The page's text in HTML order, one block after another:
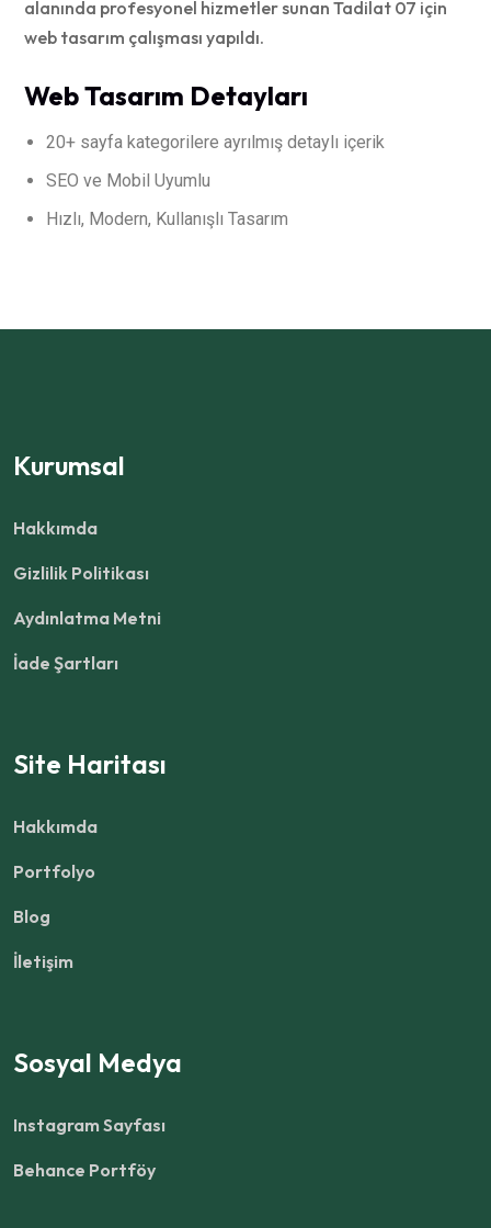
alanında profesyonel hizmetler sunan Tadilat 07 için
web tasarım çalışması yapıldı.
Web Tasarım Detayları
20+ sayfa kategorilere ayrılmış detaylı içerik
SEO ve Mobil Uyumlu
Hızlı, Modern, Kullanışlı Tasarım
Kurumsal
Hakkımda
Gizlilik Politikası
Aydınlatma Metni
İade Şartları
Site Haritası
Hakkımda
Portfolyo
Blog
İletişim
Sosyal Medya
Instagram Sayfası
Behance Portföy